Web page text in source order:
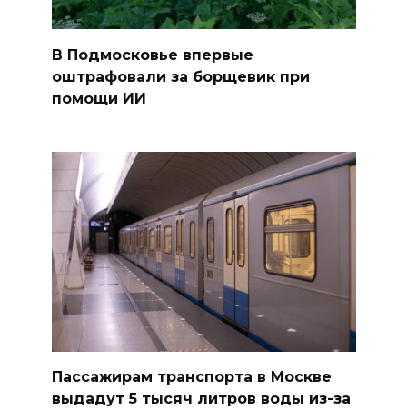
В Подмосковье впервые
оштрафовали за борщевик при
помощи ИИ
Пассажирам транспорта в Москве
выдадут 5 тысяч литров воды из-за